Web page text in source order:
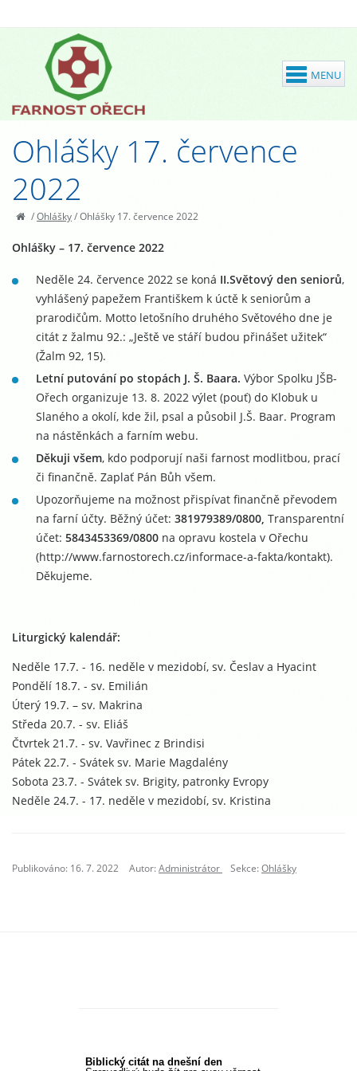
Ohlášky 17. července
2022
/Ohlášky/Ohlášky 17. července 2022
Ohlášky – 17. července 2022
Neděle 24. července 2022 se koná II.Světový den seniorů,
vyhlášený papežem Františkem k úctě k seniorům a
prarodičům. Motto letošního druhého Světového dne je
citát z žalmu 92.: „Ještě ve stáří budou přinášet užitek“
(Žalm 92, 15).
Letní putování po stopách J. Š. Baara. Výbor Spolku JŠB-
Ořech organizuje 13. 8. 2022 výlet (pouť) do Klobuk u
Slaného a okolí, kde žil, psal a působil J.Š. Baar. Program
na nástěnkách a farním webu.
Děkuji všem, kdo podporují naši farnost modlitbou, prací
či finančně. Zaplať Pán Bůh všem.
Upozorňujeme na možnost přispívat finančně převodem
na farní účty. Běžný účet: 381979389/0800, Transparentní
účet: 5843453369/0800 na opravu kostela v Ořechu
(http://www.farnostorech.cz/informace-a-fakta/kontakt).
Děkujeme.
Liturgický kalendář:
Neděle 17.7. - 16. neděle v mezidobí, sv. Česlav a Hyacint
Pondělí 18.7. - sv. Emilián
Úterý 19.7. – sv. Makrina
Středa 20.7. - sv. Eliáš
Čtvrtek 21.7. - sv. Vavřinec z Brindisi
Pátek 22.7. - Svátek sv. Marie Magdalény
Sobota 23.7. - Svátek sv. Brigity, patronky Evropy
Neděle 24.7. - 17. neděle v mezidobí, sv. Kristina
Publikováno: 16. 7. 2022 Autor:Administrátor Sekce:Ohlášky